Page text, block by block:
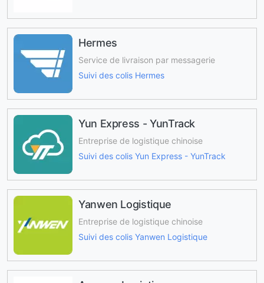
Hermes
Service de livraison par messagerie
Suivi des colis Hermes
Yun Express - YunTrack
Entreprise de logistique chinoise
Suivi des colis Yun Express - YunTrack
Yanwen Logistique
Entreprise de logistique chinoise
Suivi des colis Yanwen Logistique